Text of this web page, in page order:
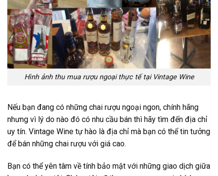
Hình ảnh thu mua rượu ngoại thực tế tại Vintage Wine
Nếu bạn đang có những chai rượu ngoại ngon, chính hãng
nhưng vì lý do nào đó có nhu cầu bán thì hãy tìm đến địa chỉ
uy tín. Vintage Wine tự hào là địa chỉ mà bạn có thể tin tưởng
để bán những chai rượu với giá cao.
Bạn có thể yên tâm về tính bảo mật với những giao dịch giữa